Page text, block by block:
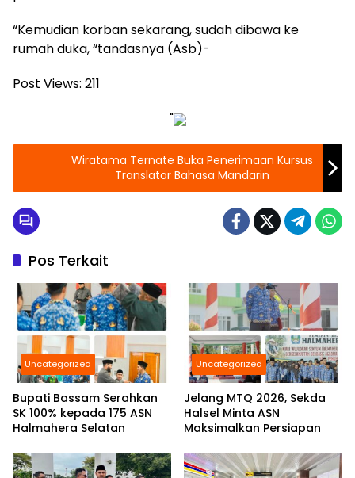
“Kemudian korban sekarang, sudah dibawa ke
rumah duka, “tandasnya (Asb)-
Post Views: 211
"
Wiratama Ternate Buka Penerimaan Kursus
Translator Bahasa Mandarin
Pos Terkait
Uncategorized
Bupati Bassam Serahkan
SK 100% kepada 175 ASN
Halmahera Selatan
Uncategorized
Jelang MTQ 2026, Sekda
Halsel Minta ASN
Maksimalkan Persiapan